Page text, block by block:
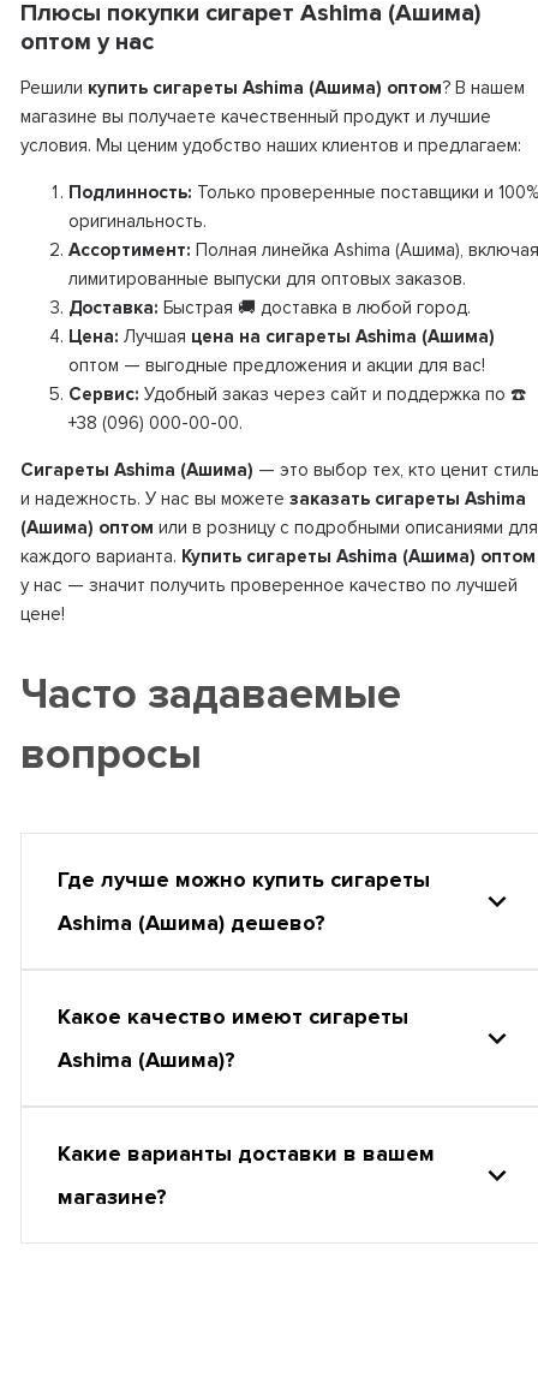
Плюсы покупки сигарет Ashima (Ашима)
оптом у нас
Решили купить сигареты Ashima (Ашима) оптом? В нашем
магазине вы получаете качественный продукт и лучшие
условия. Мы ценим удобство наших клиентов и предлагаем:
Подлинность: Только проверенные поставщики и 100%
оригинальность.
Ассортимент: Полная линейка Ashima (Ашима), включая
лимитированные выпуски для оптовых заказов.
Доставка: Быстрая 🚚 доставка в любой город.
Цена: Лучшая цена на сигареты Ashima (Ашима)
оптом — выгодные предложения и акции для вас!
Сервис: Удобный заказ через сайт и поддержка по ☎️
+38 (096) 000-00-00.
Сигареты Ashima (Ашима) — это выбор тех, кто ценит
и надежность. У нас вы можете заказать сигареты Ashima
(Ашима) оптом или в розницу с подробными описаниями для
каждого варианта. Купить сигареты Ashima (Ашима) оптом
у нас — значит получить проверенное качество по лучшей
цене!
Часто задаваемые
вопросы
Где лучше можно купить сигареты
Ashima (Ашима) дешево?
Какое качество имеют сигареты
Ashima (Ашима)?
Какие варианты доставки в вашем
магазине?